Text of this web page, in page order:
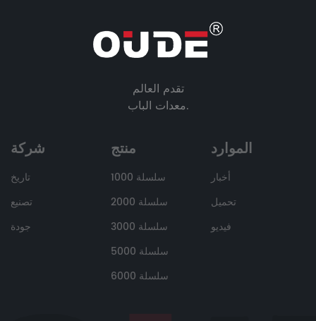
تقدم العالم
معدات الباب.
شركة
تاريخ
تصنيع
جودة
منتج
سلسلة 1000
سلسلة 2000
سلسلة 3000
سلسلة 5000
سلسلة 6000
الموارد
أخبار
تحميل
فيديو